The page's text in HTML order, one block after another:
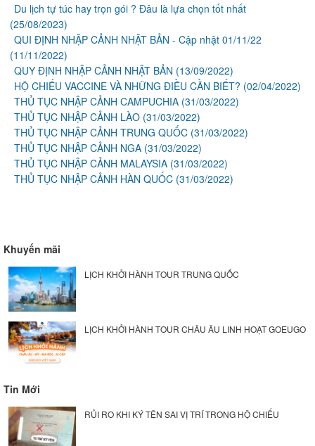
Du lịch tự túc hay trọn gói ? Đâu là lựa chọn tốt nhất
(25/08/2023)
QUI ĐỊNH NHẬP CẢNH NHẬT BẢN - Cập nhật 01/11/22
(11/11/2022)
QUY ĐỊNH NHẬP CẢNH NHẬT BẢN (13/09/2022)
HỘ CHIẾU VACCINE VÀ NHỮNG ĐIỀU CẦN BIẾT? (02/04/2022)
THỦ TỤC NHẬP CẢNH CAMPUCHIA (31/03/2022)
THỦ TỤC NHẬP CẢNH LÀO (31/03/2022)
THỦ TỤC NHẬP CẢNH TRUNG QUỐC (31/03/2022)
THỦ TỤC NHẬP CẢNH NGA (31/03/2022)
THỦ TỤC NHẬP CẢNH MALAYSIA (31/03/2022)
THỦ TỤC NHẬP CẢNH HÀN QUỐC (31/03/2022)
Khuyến mãi
LỊCH KHỞI HÀNH TOUR TRUNG QUỐC
LỊCH KHỞI HÀNH TOUR CHÂU ÂU LINH HOẠT GOEUGO
Tin Mới
RỦI RO KHI KÝ TÊN SAI VỊ TRÍ TRONG HỘ CHIẾU